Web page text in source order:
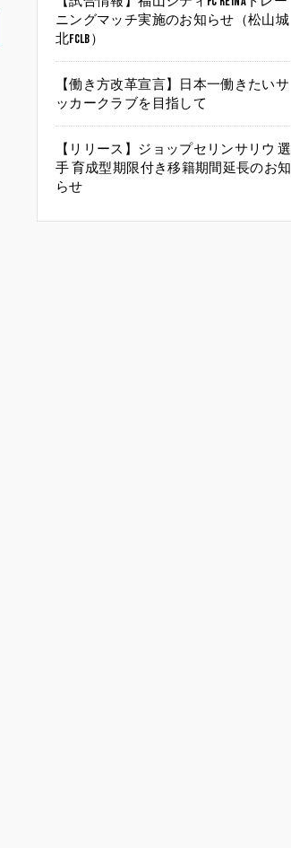
ニングマッチ実施のお知らせ（松山城
北FCLB）
【働き方改革宣言】日本一働きたいサ
ッカークラブを目指して
【リリース】ジョップセリンサリウ 選
手 育成型期限付き移籍期間延長のお知
らせ